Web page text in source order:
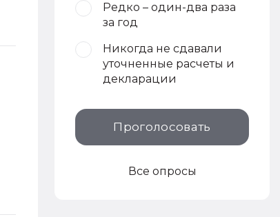
Редко – один-два раза
за год
Никогда не сдавали
уточненные расчеты и
декларации
Проголосовать
Все опросы